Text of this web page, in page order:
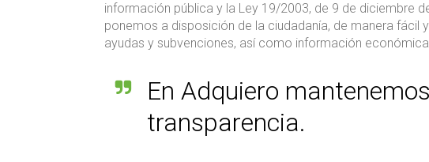
información pública y la Ley 19/2003, de 9 de diciembre
ponemos a disposición de la ciudadanía, de manera
ayudas y subvenciones, así como información
En Adquiero
transparencia.